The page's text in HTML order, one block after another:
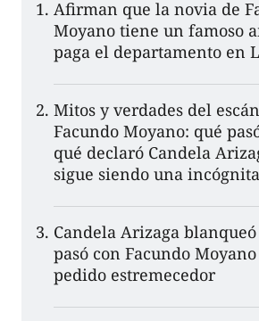
Afirman que la novia de
Moyano tiene un famoso
paga el departamento en
Mitos y verdades del
Facundo Moyano: qué
qué declaró Candela
sigue siendo una incógnita
Candela Arizaga
pasó con Facundo
pedido estremecedor